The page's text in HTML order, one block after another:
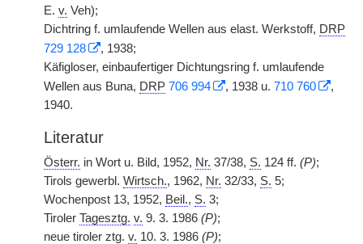
E. v. Veh);
Dichtring f. umlaufende Wellen aus elast. Werkstoff, DRP
729 128
, 1938;
Käfigloser, einbaufertiger Dichtungsring f. umlaufende
Wellen aus Buna, DRP 706 994 , 1938 u. 710 760
,
1940.
Literatur
Österr. in Wort u. Bild, 1952, Nr. 37/38, S. 124 ff. (P);
Tirols gewerbl. Wirtsch., 1962, Nr. 32/33, S. 5;
Wochenpost 13, 1952, Beil., S. 3;
Tiroler Tagesztg. v. 9. 3. 1986 (P);
neue tiroler ztg. v. 10. 3. 1986 (P);